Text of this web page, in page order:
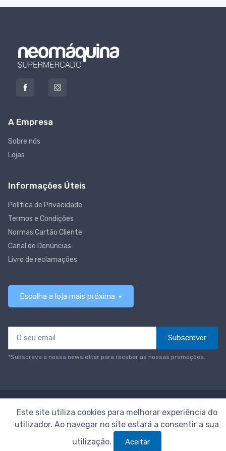
A Empresa
Sobre nós
Lojas
Informações Úteis
Política de Privacidade
Termos e Condições
Normas Cartão Cliente
Canal de Denúncias
Livro de reclamações
Escolha a loja mais próxima
Subscrever
*Subscreva a nossa newsletter para receber as nossas promoções.
© Todos os direitos reservadosNeomáquina
Este site utiliza cookies para melhorar experiência do
utilizador. Ao navegar no site estará a consentir a sua
utilização.
Aceitar